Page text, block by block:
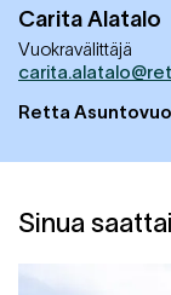
Carita Alatalo
Vuokravälittäjä
Retta
Sinua